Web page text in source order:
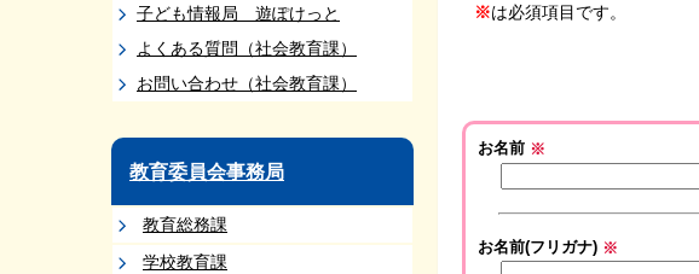
子ども情報局 遊ぽけっと
よくある質問（社会教育課）
お問い合わせ（社会教育課）
教育委員会事務局
教育総務課
学校教育課
※は必須項目です。
お名前 ※
お名前(フリガナ) ※